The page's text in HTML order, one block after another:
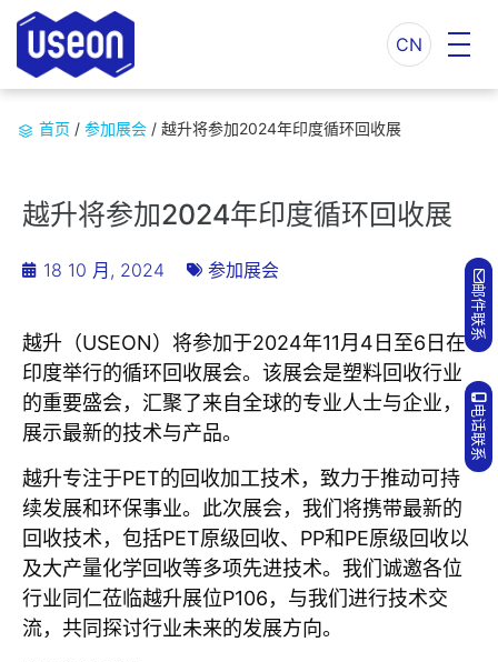
CN
首页 / 参加展会 / 越升将参加2024年印度循环回收展
越升将参加2024年印度循环回收展
18 10 月, 2024 参加展会
越升（USEON）将参加于2024年11月4日至6日在
印度举行的循环回收展会。该展会是塑料回收行业
的重要盛会，汇聚了来自全球的专业人士与企业，
展示最新的技术与产品。
越升专注于PET的回收加工技术，致力于推动可持
续发展和环保事业。此次展会，我们将携带最新的
回收技术，包括PET原级回收、PP和PE原级回收以
及大产量化学回收等多项先进技术。我们诚邀各位
行业同仁莅临越升展位P106，与我们进行技术交
流，共同探讨行业未来的发展方向。
邮件联系
电话联系